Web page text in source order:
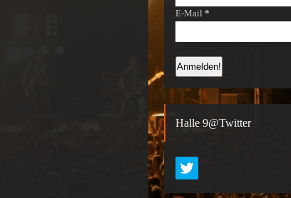
E-Mail *
Halle 9@Twitter